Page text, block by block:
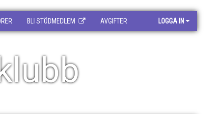
BLI STÖDMEDLEM AVGIFTER LOGGA IN